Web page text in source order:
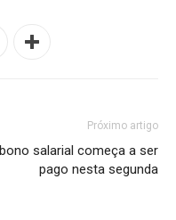
Próximo artigo
salarial começa a ser
pago nesta segunda